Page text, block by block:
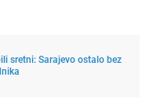
sretni: Sarajevo ostalo bez